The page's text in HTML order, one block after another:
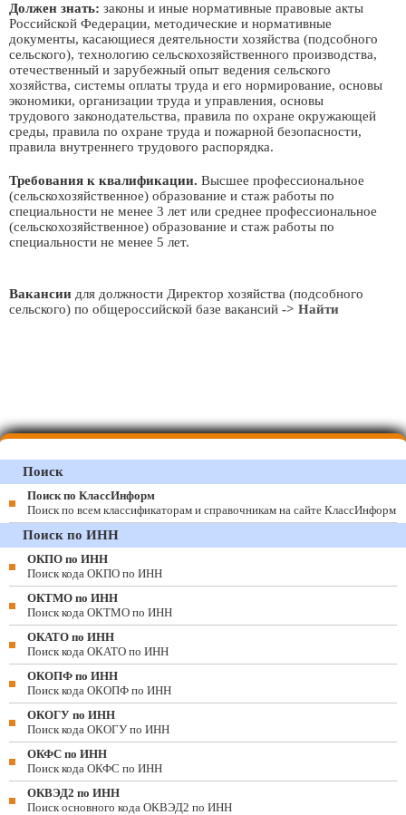
Должен знать: законы и иные нормативные правовые акты
Российской Федерации, методические и нормативные
документы, касающиеся деятельности хозяйства (подсобного
сельского), технологию сельскохозяйственного производства,
отечественный и зарубежный опыт ведения сельского
хозяйства, системы оплаты труда и его нормирование, основы
экономики, организации труда и управления, основы
трудового законодательства, правила по охране окружающей
среды, правила по охране труда и пожарной безопасности,
правила внутреннего трудового распорядка.
Требования к квалификации. Высшее профессиональное
(сельскохозяйственное) образование и стаж работы по
специальности не менее 3 лет или среднее профессиональное
(сельскохозяйственное) образование и стаж работы по
специальности не менее 5 лет.
Вакансии для должности Директор хозяйства (подсобного
сельского) по общероссийской базе вакансий -> Найти
Поиск
Поиск по КлассИнформ
Поиск по всем классификаторам и справочникам на сайте КлассИнформ
Поиск по ИНН
ОКПО по ИНН
Поиск кода ОКПО по ИНН
ОКТМО по ИНН
Поиск кода ОКТМО по ИНН
ОКАТО по ИНН
Поиск кода ОКАТО по ИНН
ОКОПФ по ИНН
Поиск кода ОКОПФ по ИНН
ОКОГУ по ИНН
Поиск кода ОКОГУ по ИНН
ОКФС по ИНН
Поиск кода ОКФС по ИНН
ОКВЭД2 по ИНН
Поиск основного кода ОКВЭД2 по ИНН